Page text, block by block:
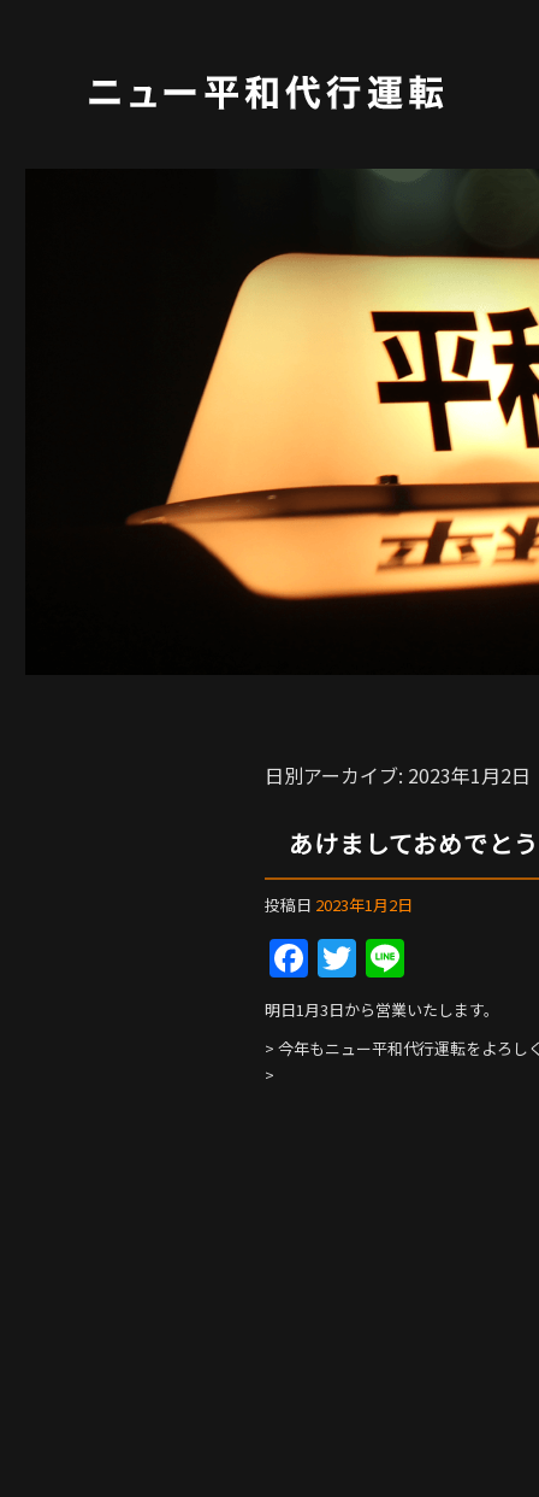
日別アーカイブ: 2023年1月2日
あけましておめでと
投稿日 2023年1月2日
F
a
c
e
T
w
itt
er
n
e
明日1月3日から営業いたします。
> 今年もニュー平和代行運転をよろし
>